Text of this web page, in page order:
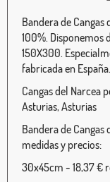
Bandera de
100%. Disponemos
150X300.
fabricada en España.
Cangas del Narcea
Asturias, Asturias
Bandera de Cangas
medidas y precios:
30x45cm - 18,37 €